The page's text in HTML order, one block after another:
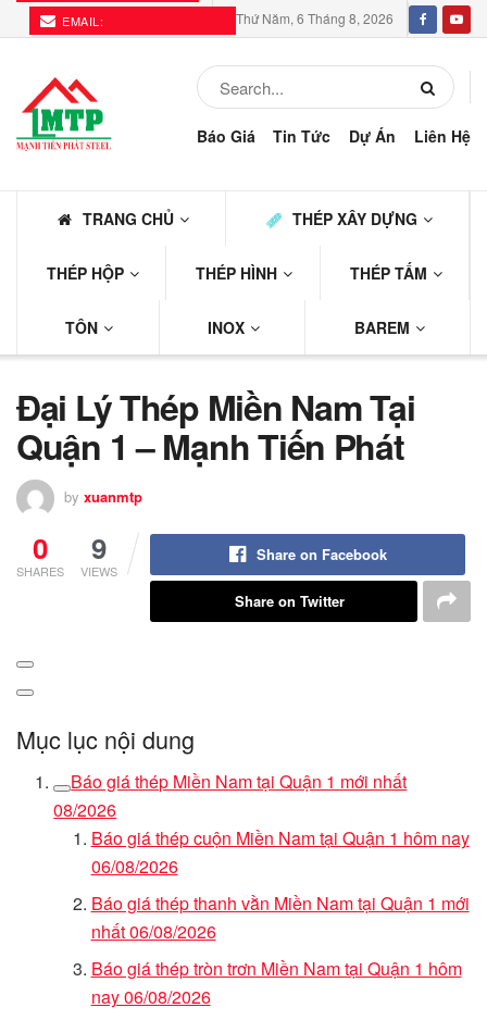
EMAIL:
Thứ Năm, 6 Tháng 8, 2026
Báo Giá Tin Tức Dự Án Liên Hệ
TRANG CHỦ THÉP XÂY DỰNG
THÉP HỘP THÉP HÌNH THÉP TẤM
TÔN INOX BAREM
Đại Lý Thép Miền Nam Tại
Quận 1 – Mạnh Tiến Phát
by xuanmtp
0
SHARES
9
VIEWS
Share on Facebook
Share on Twitter
Mục lục nội dung
Báo giá thép Miền Nam tại Quận 1 mới nhất
08/2026
Báo giá thép cuộn Miền Nam tại Quận 1 hôm nay
06/08/2026
Báo giá thép thanh vằn Miền Nam tại Quận 1 mới
nhất 06/08/2026
Báo giá thép tròn trơn Miền Nam tại Quận 1 hôm
nay 06/08/2026